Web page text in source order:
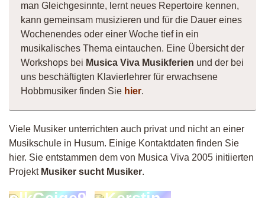
man Gleichgesinnte, lernt neues Repertoire kennen,
kann gemeinsam musizieren und für die Dauer eines
Wochenendes oder einer Woche tief in ein
musikalisches Thema eintauchen. Eine Übersicht der
Workshops bei Musica Viva Musikferien und der bei
uns beschäftigten Klavierlehrer für erwachsene
Hobbmusiker finden Sie hier.
Viele Musiker unterrichten auch privat und nicht an einer
Musikschule in Husum. Einige Kontaktdaten finden Sie
hier. Sie entstammen dem von Musica Viva 2005 initiierten
Projekt Musiker sucht Musiker.